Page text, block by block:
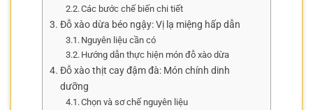
Các bước chế biến chi tiết
Đỗ xào dừa béo ngậy: Vị lạ miệng hấp dẫn
Nguyên liệu cần có
Hướng dẫn thực hiện món đỗ xào dừa
Đỗ xào thịt cay đậm đà: Món chính dinh
dưỡng
Chọn và sơ chế nguyên liệu